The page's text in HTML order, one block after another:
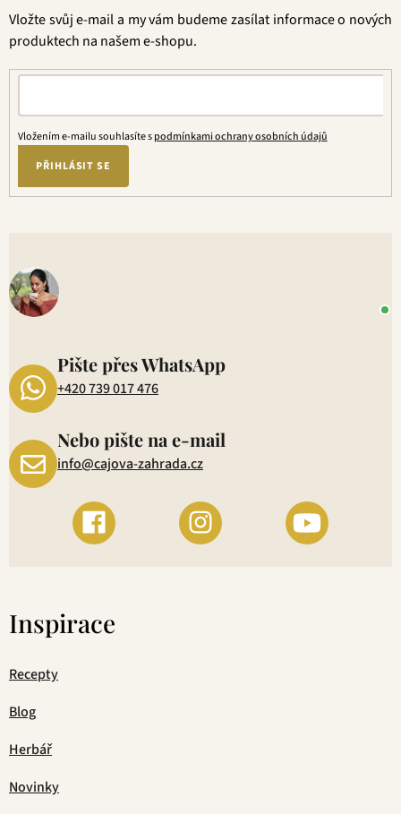
Vložte svůj e-mail a my vám budeme zasílat informace o nových
produktech na našem e-shopu.
Vložením e-mailu souhlasíte spodmínkami ochrany osobních údajů
PŘIHLÁSIT SE
Pište přes WhatsApp
+420 739 017 476
Nebo pište na e-mail
info@cajova-zahrada.cz
Inspirace
Recepty
Blog
Herbář
Novinky